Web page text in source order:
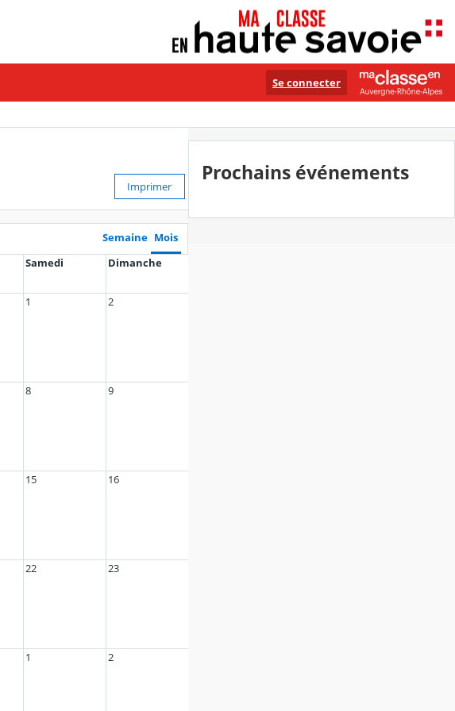
Se connecter
Imprimer
Semaine Mois
Samedi Dimanche
1 2
8 9
15 16
22 23
1 2
Prochains événements